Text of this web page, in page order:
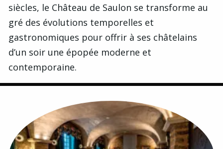
siècles, le Château de Saulon se transforme au
gré des évolutions temporelles et
gastronomiques pour offrir à ses châtelains
d’un soir une épopée moderne et
contemporaine.